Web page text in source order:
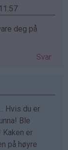
deg på
Svar
Hvis du er
Ble
er
på høyre